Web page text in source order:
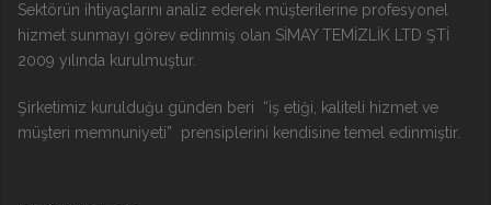
Sektörün ihtiyaçlarını analiz ederek müşterilerine profesyonel
hizmet sunmayı görev edinmiş olan SİMAY TEMİZLİK LTD ŞTİ
2009 yılında kurulmuştur.
Şirketimiz kurulduğu günden beri “iş etiği, kaliteli hizmet ve
müşteri memnuniyeti” prensiplerini kendisine temel edinmiştir.